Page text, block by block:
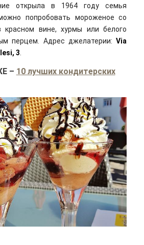
открыла в 1964 году семья
попробовать мороженое со
красном вине, хурмы или белого
перцем. Адрес джелатерии:Via
, 3
– 10 лучших кондитерских